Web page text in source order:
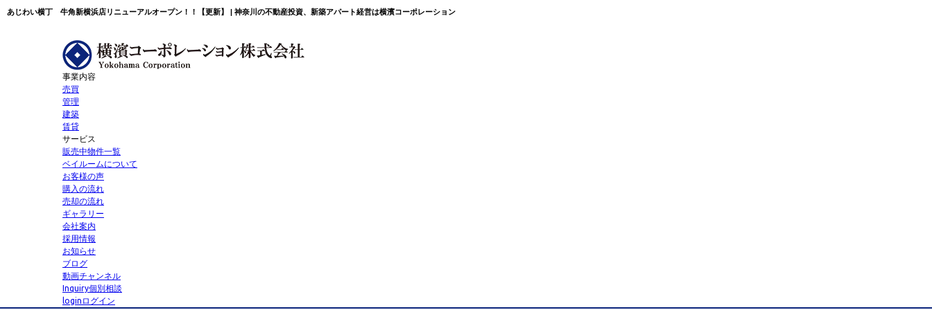
あじわい横丁 牛角新横浜店リニューアルオープン！！【更新】 | 神奈川の不動産投資、新築アパート経営は横濱コーポレーション
事業内容
売買
管理
建築
賃貸
サービス
販売中物件一覧
ベイルームについて
お客様の声
購入の流れ
売却の流れ
ギャラリー
会社案内
採用情報
お知らせ
ブログ
動画チャンネル
Inquiry個別相談
login ログイン